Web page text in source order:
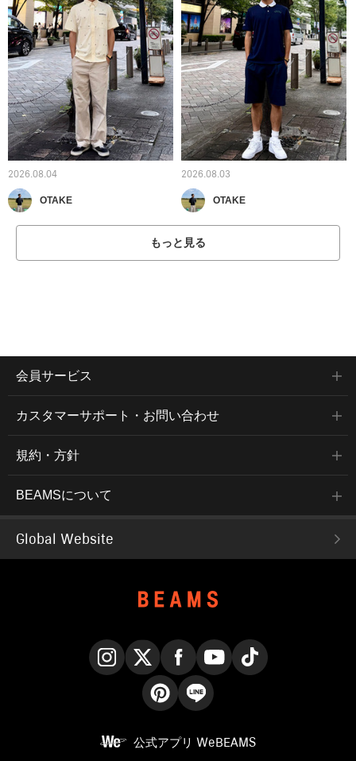
2026.08.04
OTAKE
2026.08.03
OTAKE
もっと見る
会員サービス
カスタマーサポート・お問い合わせ
規約・方針
BEAMSについて
Global Website
公式アプリ WeBEAMS